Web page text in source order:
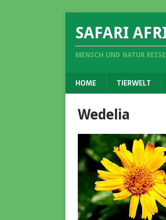
SAFARI
MENSCH UND NATUR
HOME TIERWELT
Wedelia